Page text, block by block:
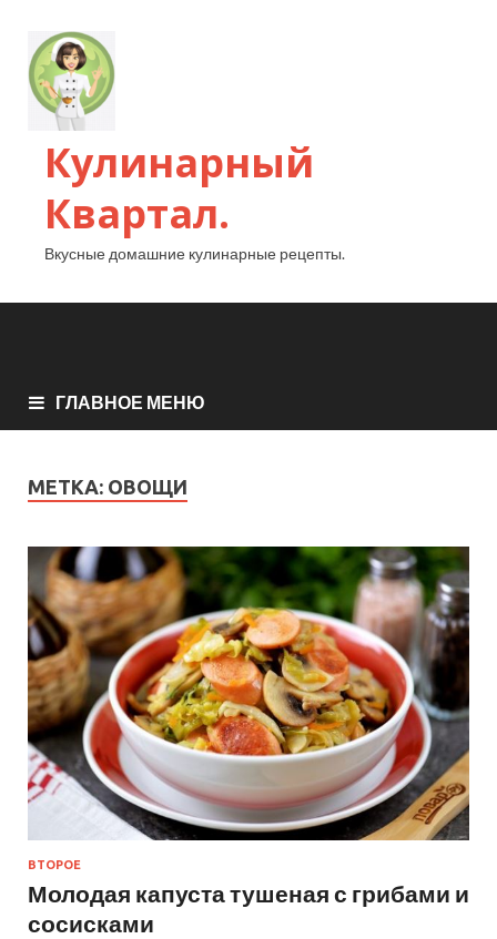
Кулинарный
Квартал.
Вкусные домашние кулинарные рецепты.
ГЛАВНОЕ МЕНЮ
МЕТКА: ОВОЩИ
ВТОРОЕ
Молодая капуста тушеная с грибами и
сосисками